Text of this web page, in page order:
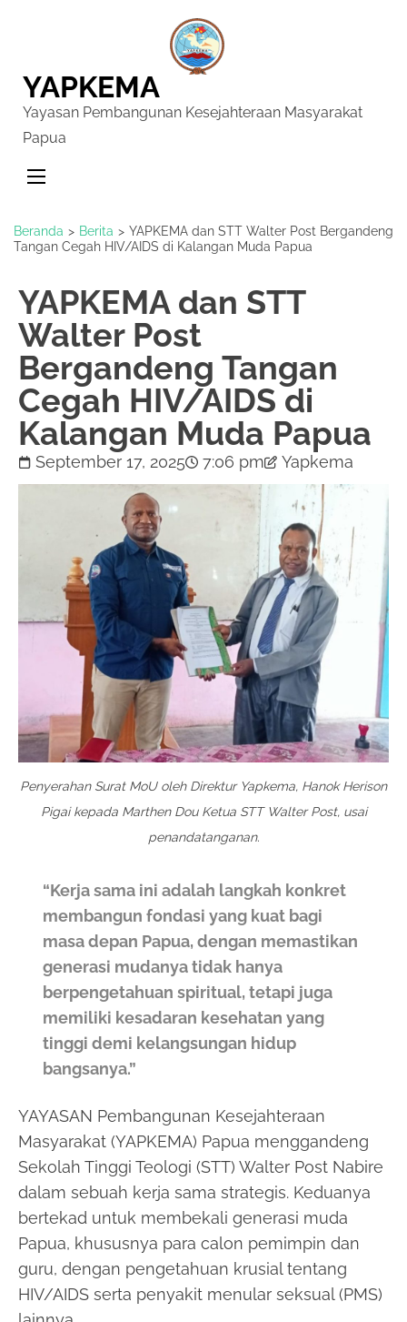
YAPKEMA
Yayasan Pembangunan Kesejahteraan Masyarakat
Papua
Beranda > Berita > YAPKEMA dan STT Walter Post Bergandeng
Tangan Cegah HIV/AIDS di Kalangan Muda Papua
YAPKEMA dan STT
Walter Post
Bergandeng Tangan
Cegah HIV/AIDS di
Kalangan Muda Papua
September 17, 2025 7:06 pm Yapkema
Penyerahan Surat MoU oleh Direktur Yapkema, Hanok Herison
Pigai kepada Marthen Dou Ketua STT Walter Post, usai
penandatanganan.
“Kerja sama ini adalah langkah konkret
membangun fondasi yang kuat bagi
masa depan Papua, dengan memastikan
generasi mudanya tidak hanya
berpengetahuan spiritual, tetapi juga
memiliki kesadaran kesehatan yang
tinggi demi kelangsungan hidup
bangsanya.”
YAYASAN Pembangunan Kesejahteraan
Masyarakat (YAPKEMA) Papua menggandeng
Sekolah Tinggi Teologi (STT) Walter Post Nabire
dalam sebuah kerja sama strategis. Keduanya
bertekad untuk membekali generasi muda
Papua, khususnya para calon pemimpin dan
guru, dengan pengetahuan krusial tentang
HIV/AIDS serta penyakit menular seksual (PMS)